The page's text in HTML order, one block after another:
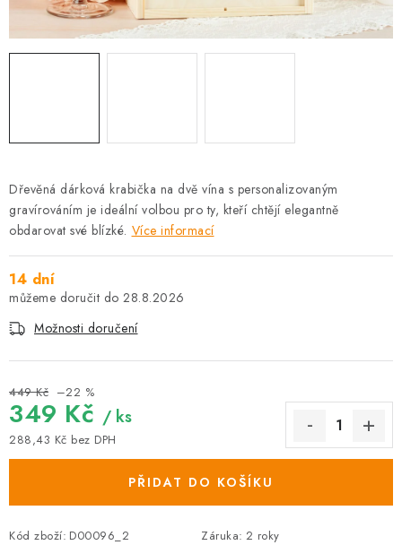
Dřevěná dárková krabička na dvě vína s personalizovaným
gravírováním je ideální volbou pro ty, kteří chtějí elegantně
obdarovat své blízké. Více informací
14 dní
28.8.2026
Možnosti doručení
449 Kč –22 %
349 Kč / ks
288,43 Kč bez DPH
Měrná cena:
PŘIDAT DO KOŠÍKU
Kód zboží: D00096_2 Záruka: 2 roky